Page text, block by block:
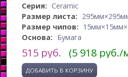
Серия: Ceramic
Размер листа:
Размер чипов:
Основа: Бумага
515 руб. (5 918 руб./